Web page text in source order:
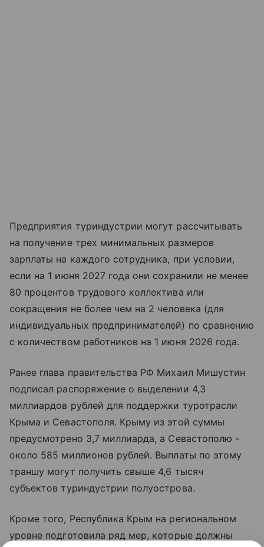
Предприятия туриндустрии могут рассчитывать
на получение трех минимальных размеров
зарплаты на каждого сотрудника, при условии,
если на 1 июня 2027 года они сохранили не менее
80 процентов трудового коллектива или
сокращения не более чем на 2 человека (для
индивидуальных предпринимателей) по сравнению
с количеством работников на 1 июня 2026 года.
Ранее глава правительства РФ Михаил Мишустин
подписал распоряжение о выделении 4,3
миллиардов рублей для поддержки туротрасли
Крыма и Севастополя. Крыму из этой суммы
предусмотрено 3,7 миллиарда, а Севастополю -
около 585 миллионов рублей. Выплаты по этому
траншу могут получить свыше 4,6 тысяч
субъектов туриндустрии полуострова.
Кроме того, Республика Крым на региональном
уровне подготовила ряд мер, которые должны